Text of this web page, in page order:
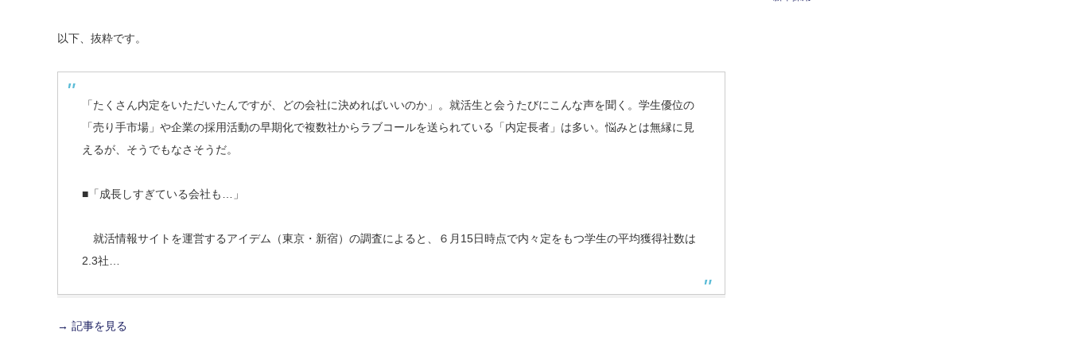
以下、抜粋です。
「たくさん内定をいただいたんですが、どの会社に決めればいいのか」。就活生と会うたびにこんな声を聞く。学生優位の
「売り手市場」や企業の採用活動の早期化で複数社からラブコールを送られている「内定長者」は多い。悩みとは無縁に見
えるが、そうでもなさそうだ。
■「成長しすぎている会社も…」
就活情報サイトを運営するアイデム（東京・新宿）の調査によると、６月15日時点で内々定をもつ学生の平均獲得社数は
2.3社…
→ 記事を見る